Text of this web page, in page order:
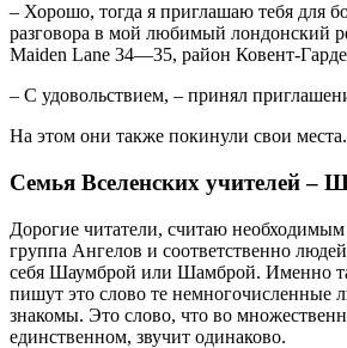
– Хорошо, тогда я приглашаю тебя для
разговора в мой любимый лондонский
Maiden Lane 34—35, район Ковент-
– С удовольствием, – принял
На этом они также покинули свои места.
Семья Вселенских учителей –
Дорогие читатели, считаю необходимым
группа Ангелов и соответственно
себя Шаумброй или Шамброй. Именно
пишут это слово те немногочисленные
знакомы. Это слово, что во
единственном, звучит одинаково.